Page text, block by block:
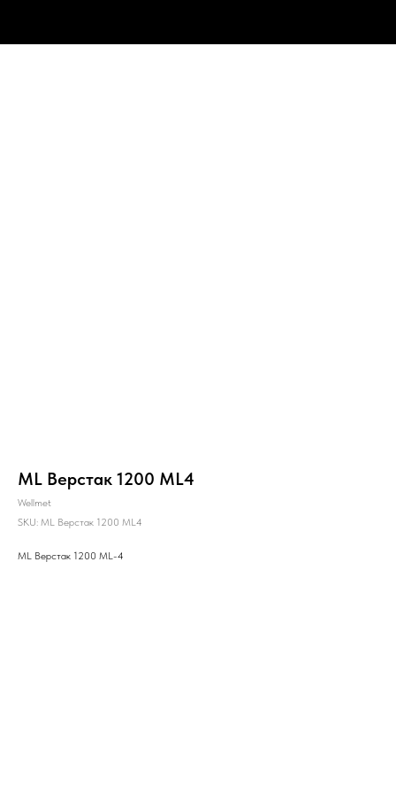
ML Верстак 1200 ML4
Wellmet
SKU: ML Верстак 1200 ML4
ML Верстак 1200 ML-4